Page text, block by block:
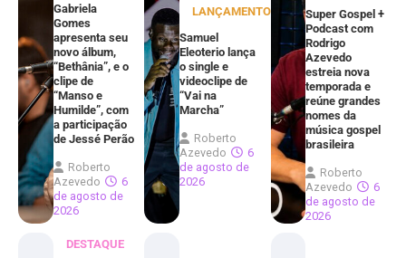
Gabriela
Gomes
apresenta seu
novo álbum,
“Bethânia”, e o
clipe de
“Manso e
Humilde”, com
a participação
de Jessé Perão
Roberto
Azevedo
6
de agosto de
2026
LANÇAMENTOS
Samuel
Eleoterio lança
o single e
videoclipe de
“Vai na
Marcha”
Roberto
Azevedo
6
de agosto de
2026
Super Gospel +
Podcast com
Rodrigo
Azevedo
estreia nova
temporada e
reúne grandes
nomes da
música gospel
brasileira
Roberto
Azevedo
6
de agosto de
2026
DESTAQUE